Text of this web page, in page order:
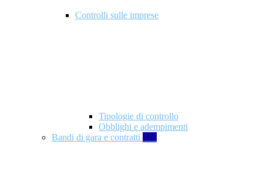
Controlli sulle imprese
Tipologie di controllo
Obblighi e adempimenti
Bandi di gara e contratti 326